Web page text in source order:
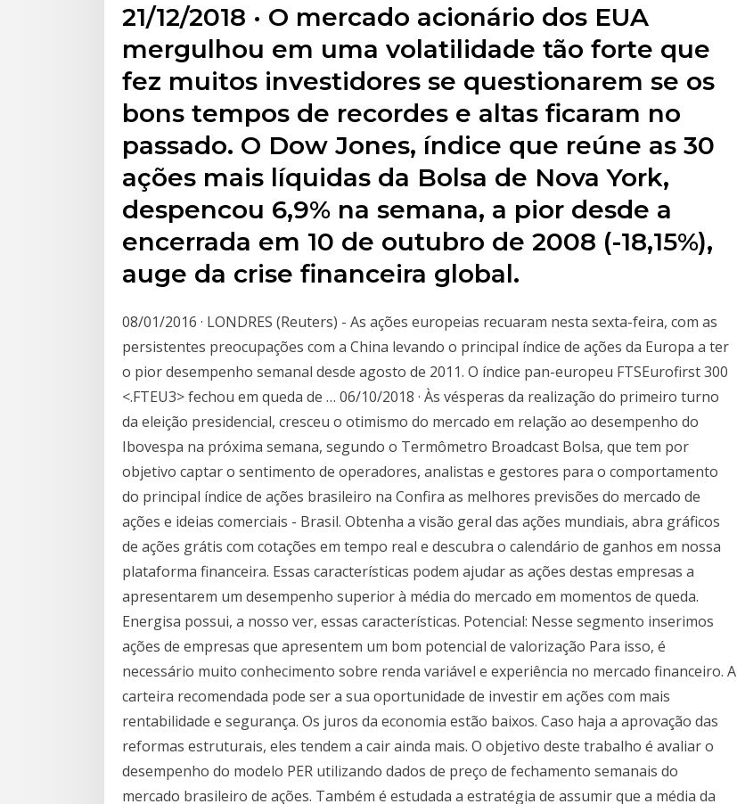
21/12/2018 · O mercado acionário dos EUA
mergulhou em uma volatilidade tão forte que
fez muitos investidores se questionarem se os
bons tempos de recordes e altas ficaram no
passado. O Dow Jones, índice que reúne as 30
ações mais líquidas da Bolsa de Nova York,
despencou 6,9% na semana, a pior desde a
encerrada em 10 de outubro de 2008 (-18,15%),
auge da crise financeira global.
08/01/2016 · LONDRES (Reuters) - As ações europeias recuaram nesta sexta-feira, com as
persistentes preocupações com a China levando o principal índice de ações da Europa a ter
o pior desempenho semanal desde agosto de 2011. O índice pan-europeu FTSEurofirst 300
<.FTEU3> fechou em queda de … 06/10/2018 · Às vésperas da realização do primeiro turno
da eleição presidencial, cresceu o otimismo do mercado em relação ao desempenho do
Ibovespa na próxima semana, segundo o Termômetro Broadcast Bolsa, que tem por
objetivo captar o sentimento de operadores, analistas e gestores para o comportamento
do principal índice de ações brasileiro na Confira as melhores previsões do mercado de
ações e ideias comerciais - Brasil. Obtenha a visão geral das ações mundiais, abra gráficos
de ações grátis com cotações em tempo real e descubra o calendário de ganhos em nossa
plataforma financeira. Essas características podem ajudar as ações destas empresas a
apresentarem um desempenho superior à média do mercado em momentos de queda.
Energisa possui, a nosso ver, essas características. Potencial: Nesse segmento inserimos
ações de empresas que apresentem um bom potencial de valorização Para isso, é
necessário muito conhecimento sobre renda variável e experiência no mercado financeiro. A
carteira recomendada pode ser a sua oportunidade de investir em ações com mais
rentabilidade e segurança. Os juros da economia estão baixos. Caso haja a aprovação das
reformas estruturais, eles tendem a cair ainda mais. O objetivo deste trabalho é avaliar o
desempenho do modelo PER utilizando dados de preço de fechamento semanais do
mercado brasileiro de ações. Também é estudada a estratégia de assumir que a média da